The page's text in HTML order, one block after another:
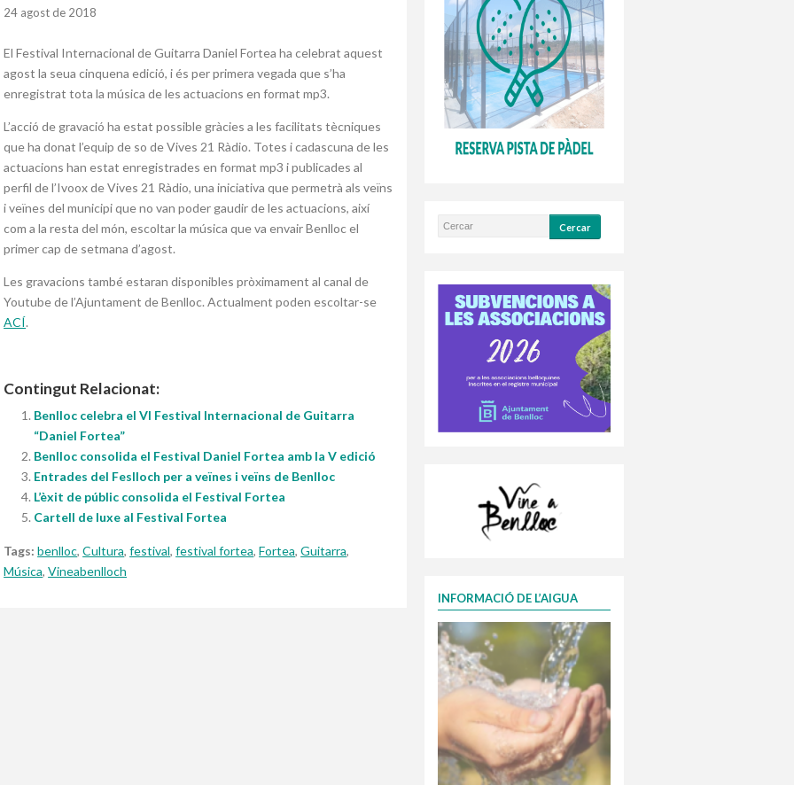
24 agost de 2018
El Festival Internacional de Guitarra Daniel Fortea ha celebrat aquest
agost la seua cinquena edició, i és per primera vegada que s’ha
enregistrat tota la música de les actuacions en format mp3.
L’acció de gravació ha estat possible gràcies a les facilitats tècniques
que ha donat l’equip de so de Vives 21 Ràdio. Totes i cadascuna de les
actuacions han estat enregistrades en format mp3 i publicades al
perfil de l’Ivoox de Vives 21 Ràdio, una iniciativa que permetrà als veïns
i veïnes del municipi que no van poder gaudir de les actuacions, així
com a la resta del món, escoltar la música que va envair Benlloc el
primer cap de setmana d’agost.
Les gravacions també estaran disponibles pròximament al canal de
Youtube de l’Ajuntament de Benlloc. Actualment poden escoltar-se
ACÍ.
Contingut Relacionat:
Benlloc celebra el VI Festival Internacional de Guitarra
“Daniel Fortea”
Benlloc consolida el Festival Daniel Fortea amb la V edició
Entrades del Feslloch per a veïnes i veïns de Benlloc
L’èxit de públic consolida el Festival Fortea
Cartell de luxe al Festival Fortea
Tags: benlloc,Cultura,festival,festival fortea,Fortea,Guitarra,
Música,Vineabenlloch
INFORMACIÓ DE L’AIGUA